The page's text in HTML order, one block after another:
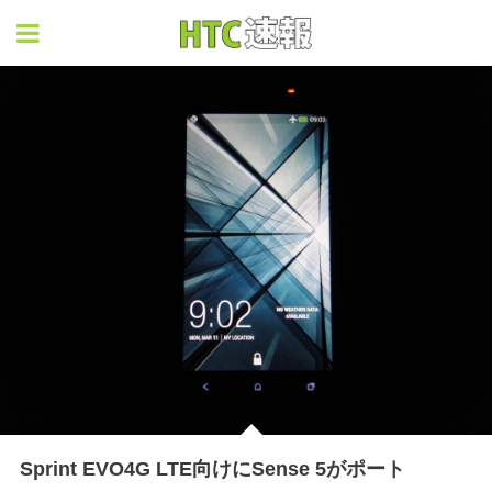
Sprint EVO4G LTE向けにSense 5がポート